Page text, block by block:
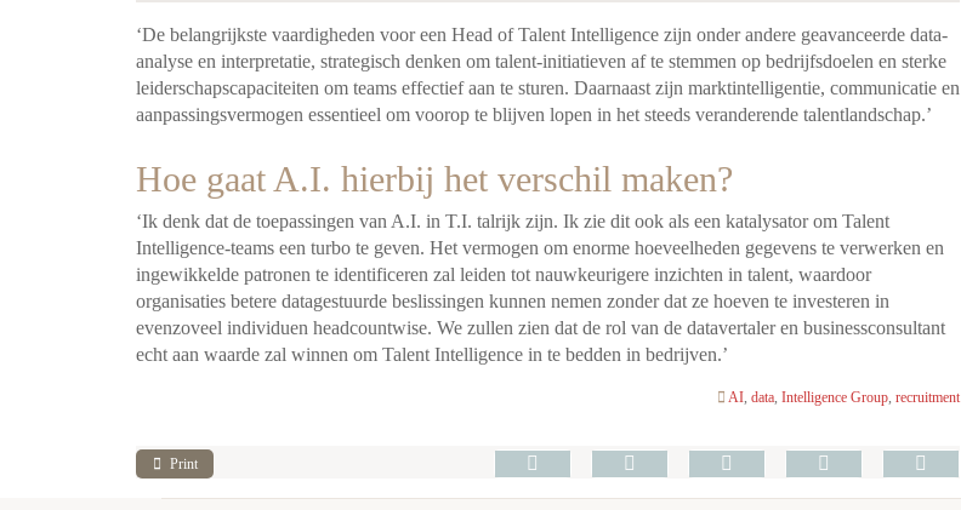
‘De belangrijkste vaardigheden voor een Head of Talent Intelligence zijn onder andere geavanceerde data-
analyse en interpretatie, strategisch denken om talent-initiatieven af te stemmen op bedrijfsdoelen en sterke
leiderschapscapaciteiten om teams effectief aan te sturen. Daarnaast zijn marktintelligentie, communicatie en
aanpassingsvermogen essentieel om voorop te blijven lopen in het steeds veranderende talentlandschap.’
Hoe gaat A.I. hierbij het verschil maken?
‘Ik denk dat de toepassingen van A.I. in T.I. talrijk zijn. Ik zie dit ook als een katalysator om Talent
Intelligence-teams een turbo te geven. Het vermogen om enorme hoeveelheden gegevens te verwerken en
ingewikkelde patronen te identificeren zal leiden tot nauwkeurigere inzichten in talent, waardoor
organisaties betere datagestuurde beslissingen kunnen nemen zonder dat ze hoeven te investeren in
evenzoveel individuen headcountwise. We zullen zien dat de rol van de datavertaler en businessconsultant
echt aan waarde zal winnen om Talent Intelligence in te bedden in bedrijven.’
AI ,data ,Intelligence Group ,recruitment
Print